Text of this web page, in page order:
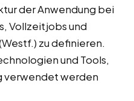
der Anwendung bei
Vollzeitjobs und
zu definieren.
und Tools,
verwendet werden